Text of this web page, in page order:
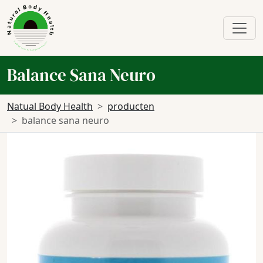
Balance Sana Neuro
Natual Body Health
producten
balance sana neuro